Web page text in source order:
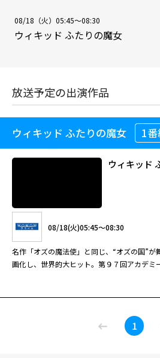
08/18（火）05:45～08:30
ウィキッド ふたりの魔女
放送予定の出演作品
ウィキッド ふたりの魔女 1
ウィキッド
08/18(火)05:45～08:30
名作「オズの魔法使」と同じ、“オズの国”
画化し、世界的大ヒット。第９７回アカデミ
有名になった児童文学の名作「オズの魔法
し、２０２４年から翌年にかけて世界合計興
トを記録したのが本作。圧倒的な表現力によ
ウィキッド
1